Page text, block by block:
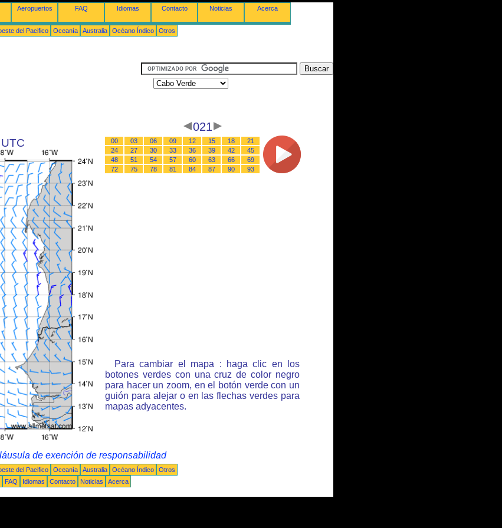
Aeropuertos FAQ Idiomas Contacto Noticias Acerca
del Pacifico Oceanía Australia Océano Índico Otros
021
00 03 06 09 12 15 18
21
24
27 30 33 36 39 42
45
48
51 54 57 60 63 66
69
72
75 78 81 84 87 90 93
Para cambiar el mapa : haga clic en los
botones verdes con una cruz de color negro
para hacer un zoom, en el botón verde con un
guión para alejar o en las flechas verdes para
mapas adyacentes.
de exención de responsabilidad
del Pacifico Oceanía Australia Océano Índico
Otros
FAQ Idiomas Contacto Noticias Acerca